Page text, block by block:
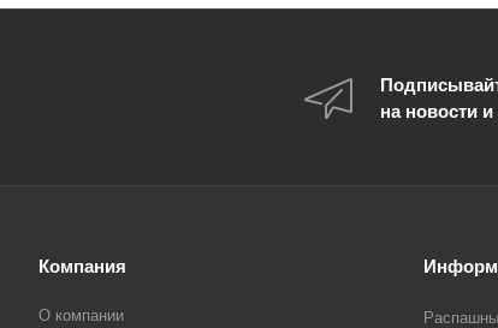
на новости и
Компания
О компании